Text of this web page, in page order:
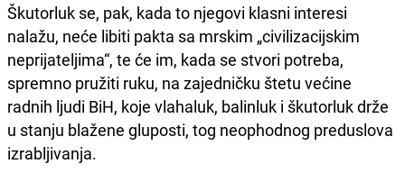
Škutorluk se, pak, kada to njegovi klasni interesi
nalažu, neće libiti pakta sa mrskim „civilizacijskim
neprijateljima“, te će im, kada se stvori potreba,
spremno pružiti ruku, na zajedničku štetu većine
radnih ljudi BiH, koje vlahaluk, balinluk i škutorluk drže
u stanju blažene gluposti, tog neophodnog preduslova
izrabljivanja.